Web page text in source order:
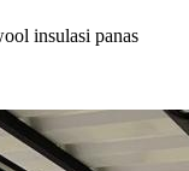
insulasi panas